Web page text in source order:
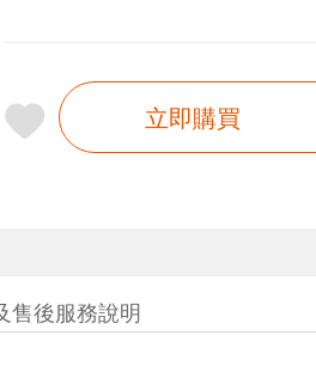
立即購買
售後服務說明